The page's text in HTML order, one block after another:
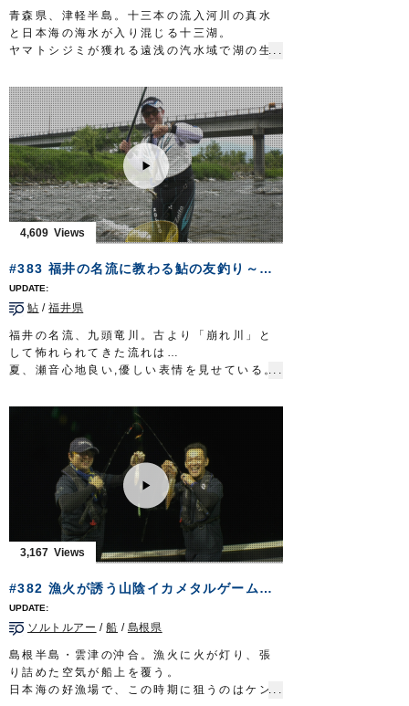
メインライン：PE 1号（8本ヨリ）
リーダー：フロロ 25lb
ルアー：メタルジグ 32g/シンキングペンシル
95mm ほか
■タックル②
ロッド：サーフロッド MST 10ft8in
リール：4000番クラス XG スピニングリー
ル
メインライン：PE 1号（8本ヨリ）
リーダー：フロロ 25lb
直リグラバーギル1/0（シンカー 14gに変
更）
OWNERMOVIEhttp://ownertv.jp/
http://www.owner.co.jp
青森県、津軽半島。十三本の流入河川の真水
と日本海の海水が入り混じる十三湖。
ヤマトシジミが獲れる遠浅の汽水域で湖の生
このルアーフィッシングの好敵手と対峙する
のは、ベテラン辺見哲也さん。
得意とするミノーイングで、世界のフィール
ドを渡り歩き記憶に残る魚を釣ってきた。
津軽の汽水域に狙う孤高のシーバス。
一筋縄ではいかない相手との息詰まる攻防の
先に、望外の釣果が待っていた。
放送日 2019年9月22日
■タックル
ロッド：シーバスロッド 9ft10in
ル
メインライン：PE 1.2号
リーダー：フロロ 25lb
スナップ：
クイックスナップ
#1
ルアー：フローティングミノー ほか
フック：
STX-45ZN#4
OWNERMOVIEhttp://ownertv.jp/
http://www.owner.co.jp
4,609
#383 福井の名流に教わる鮎の友釣り～追星が指し示す未来への道～
鮎 /福井県
福井の名流、九頭竜川。古より「崩れ川」と
して怖れられてきた流れは…
夏、瀬音心地良い,優しい表情を見せている。
急流に育つ九頭竜の鮎は、味が良いことでも
鮎の友釣りに並々ならぬ情熱を注ぐのは井川
弘二郎さん。
静岡県の狩野川漁業協同組合の理事、放流委
員長を担いながら…伊豆の国市議会の議員と
して、鮎を活用した地域の振興を目指してい
志を胸に秘め北陸の名高き川に立つ。再認識
する友釣りの醍醐味。
指し示してくれる。
放送日 2019年9月8日
■タックル
竿：鮎竿 9m
仕掛け：
プロ完全仕掛複合メタル 0.06号
鼻かん周り： 移動鼻かんスイフト仕掛
ハリス： ザイト・鮎トップハリス フロロ
3,167
#382 漁火が誘う山陰イカメタルゲーム～旬のシロイカが告げる夏の到来～
ソルトルアー /船 / 島根県
島根半島・雲津の沖合。漁火に火が灯り、張
り詰めた空気が船上を覆う。
日本海の好漁場で、この時期に狙うのはケン